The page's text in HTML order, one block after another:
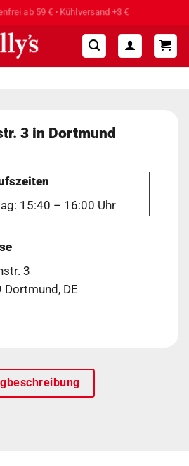
ab 59 € • Kühlversand +3 €
3 in Dortmund
15:40 – 16:00 Uhr
3
DE